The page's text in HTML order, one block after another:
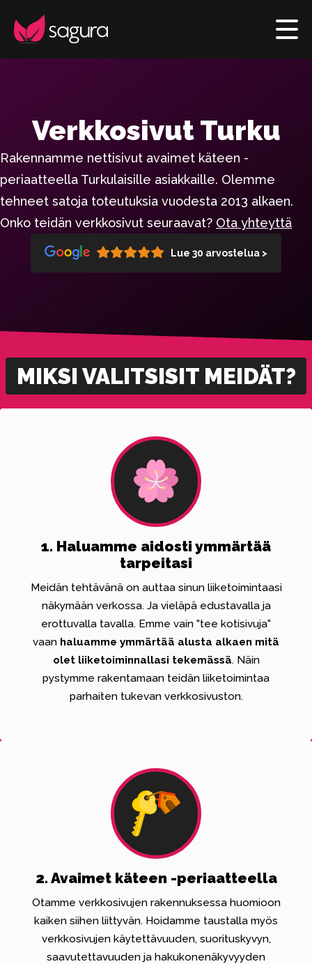
Verkkosivut Turku
Rakennamme nettisivut avaimet käteen -
periaatteella Turkulaisille asiakkaille. Olemme
tehneet satoja toteutuksia vuodesta 2013 alkaen.
Onko teidän verkkosivut seuraavat? Ota yhteyttä
Lue 30 arvostelua >
MIKSI VALITSISIT MEIDÄT?
1. Haluamme aidosti ymmärtää
tarpeitasi
Meidän tehtävänä on auttaa sinun liiketoimintaasi
näkymään verkossa. Ja vieläpä edustavalla ja
erottuvalla tavalla. Emme vain "tee kotisivuja"
vaan haluamme ymmärtää alusta alkaen mitä
olet liiketoiminnallasi tekemässä. Näin
pystymme rakentamaan teidän liiketoimintaa
parhaiten tukevan verkkosivuston.
2. Avaimet käteen -periaatteella
Otamme verkkosivujen rakennuksessa huomioon
kaiken siihen liittyvän. Hoidamme taustalla myös
verkkosivujen käytettävuuden, suorituskyvyn,
saavutettavuuden ja hakukonenäkyvyyden